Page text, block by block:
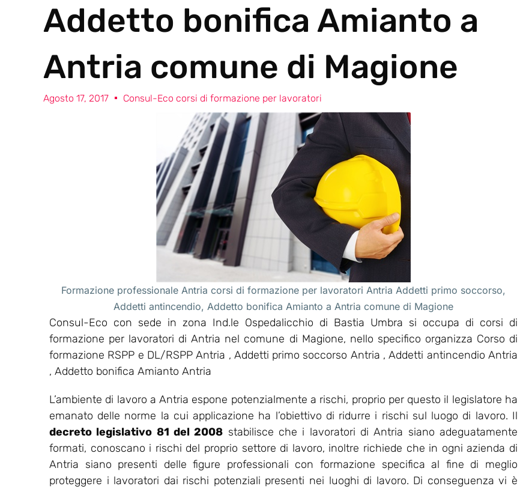
Addetto bonifica Amianto a
Antria comune di Magione
Agosto 17, 2017 Consul-Eco corsi di formazione per lavoratori
Formazione professionale Antria corsi di formazione per lavoratori Antria Addetti primo soccorso,
Addetti antincendio, Addetto bonifica Amianto a Antria comune di Magione
Consul-Eco con sede in zona Ind.le Ospedalicchio di Bastia Umbra si occupa di corsi di
formazione per lavoratori di Antria nel comune di Magione, nello specifico organizza Corso di
formazione RSPP e DL/RSPP Antria , Addetti primo soccorso Antria , Addetti antincendio Antria
, Addetto bonifica Amianto Antria
L’ambiente di lavoro a Antria espone potenzialmente a rischi, proprio per questo il legislatore ha
emanato delle norme la cui applicazione ha l’obiettivo di ridurre i rischi sul luogo di lavoro. Il
decreto legislativo 81 del 2008 stabilisce che i lavoratori di Antria siano adeguatamente
formati, conoscano i rischi del proprio settore di lavoro, inoltre richiede che in ogni azienda di
Antria siano presenti delle figure professionali con formazione specifica al fine di meglio
proteggere i lavoratori dai rischi potenziali presenti nei luoghi di lavoro. Di conseguenza vi è